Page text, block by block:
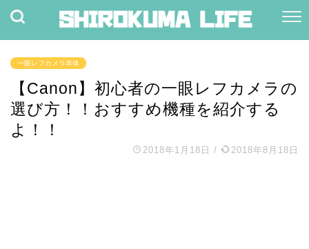
一眼レフカメラ本体
【Canon】初心者の一眼レフカメラの
選び方！！おすすめ機種を紹介する
よ！！
2018年1月18日 / 2018年8月18日